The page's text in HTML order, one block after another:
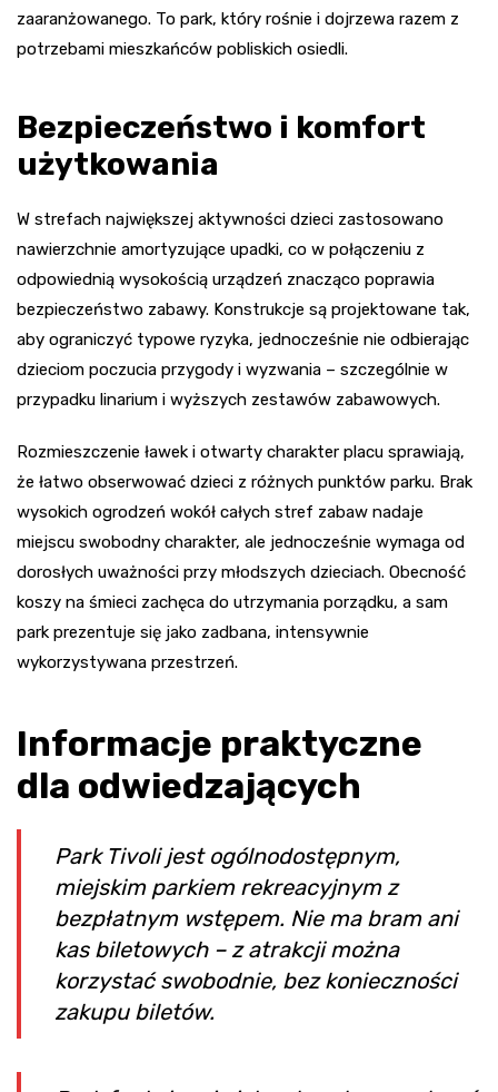
zaaranżowanego. To park, który rośnie i dojrzewa razem z
potrzebami mieszkańców pobliskich osiedli.
Bezpieczeństwo i komfort
użytkowania
W strefach największej aktywności dzieci zastosowano
nawierzchnie amortyzujące upadki, co w połączeniu z
odpowiednią wysokością urządzeń znacząco poprawia
bezpieczeństwo zabawy. Konstrukcje są projektowane tak,
aby ograniczyć typowe ryzyka, jednocześnie nie odbierając
dzieciom poczucia przygody i wyzwania – szczególnie w
przypadku linarium i wyższych zestawów zabawowych.
Rozmieszczenie ławek i otwarty charakter placu sprawiają,
że łatwo obserwować dzieci z różnych punktów parku. Brak
wysokich ogrodzeń wokół całych stref zabaw nadaje
miejscu swobodny charakter, ale jednocześnie wymaga od
dorosłych uważności przy młodszych dzieciach. Obecność
koszy na śmieci zachęca do utrzymania porządku, a sam
park prezentuje się jako zadbana, intensywnie
wykorzystywana przestrzeń.
Informacje praktyczne
dla odwiedzających
Park Tivoli jest ogólnodostępnym,
miejskim parkiem rekreacyjnym z
bezpłatnym wstępem. Nie ma bram ani
kas biletowych – z atrakcji można
korzystać swobodnie, bez konieczności
zakupu biletów.